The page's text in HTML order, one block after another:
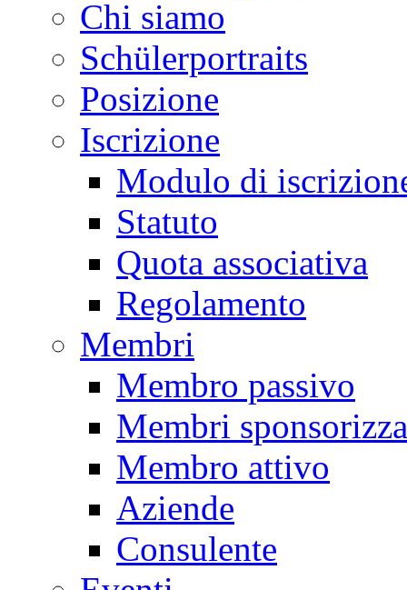
Chi siamo
Schülerportraits
Posizione
Iscrizione
Modulo di
Statuto
Quota associativa
Regolamento
Membri
Membro passivo
Membri
Membro attivo
Aziende
Consulente